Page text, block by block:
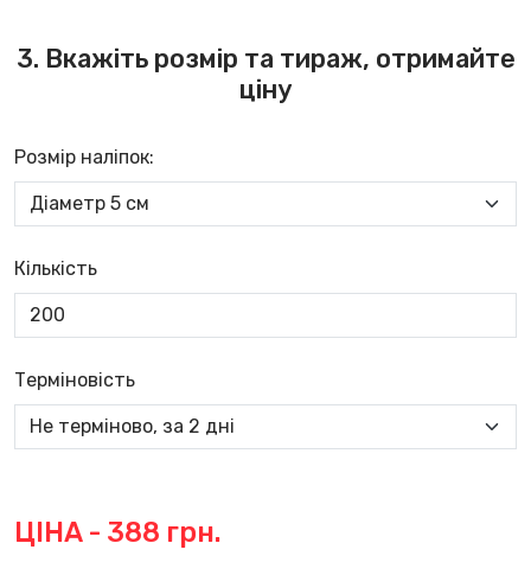
3. Вкажіть розмір та тираж, отримайте
ціну
Розмір наліпок:
Кількість
Терміновість
ЦІНА - 388 грн.